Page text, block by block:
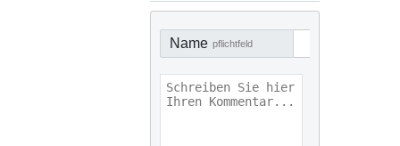
Name pflichtfeld